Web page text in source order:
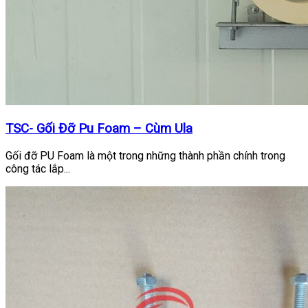
TSC- Gối Đỡ Pu Foam – Cùm Ula
Gối đỡ PU Foam là một trong những thành phần chính trong
công tác lắp...